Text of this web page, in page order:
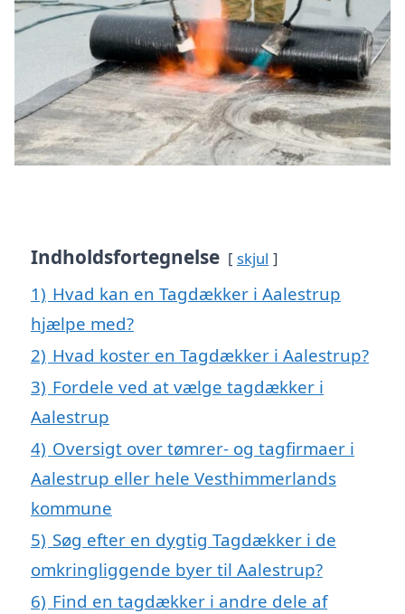
Indholdsfortegnelse skjul
1) Hvad kan en Tagdækker i Aalestrup
hjælpe med?
2) Hvad koster en Tagdækker i Aalestrup?
3) Fordele ved at vælge tagdækker i
Aalestrup
4) Oversigt over tømrer- og tagfirmaer i
Aalestrup eller hele Vesthimmerlands
kommune
5) Søg efter en dygtig Tagdækker i de
omkringliggende byer til Aalestrup?
6) Find en tagdækker i andre dele af